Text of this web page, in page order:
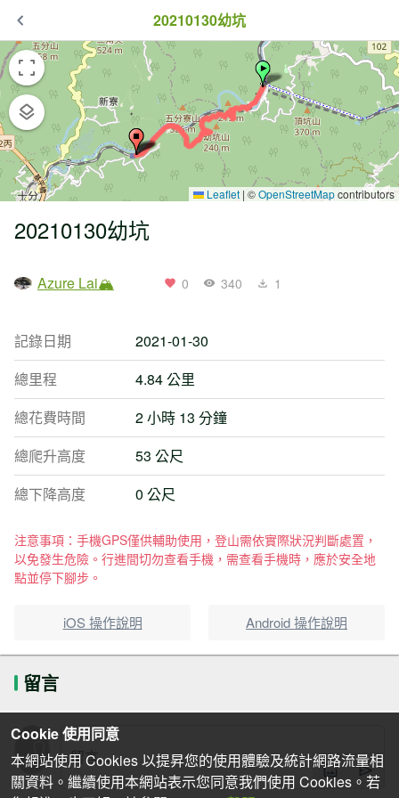
20210130幼坑
Leaflet | ©OpenStreetMapcontributors
20210130幼坑
Azure Lai🏔 0 340 1
記錄日期
2021-01-30
總里程
4.84 公里
總花費時間
2 小時 13 分鐘
總爬升高度
53 公尺
總下降高度
0 公尺
注意事項：手機GPS僅供輔助使用，登山需依實際狀況判斷處置，
以免發生危險。行進間切勿查看手機，需查看手機時，應於安全地
點並停下腳步。
iOS 操作說明 Android 操作說明
留言
Cookie 使用同意
本網站使用 Cookies 以提昇您的使用體驗及統計網路流量相
關資料。繼續使用本網站表示您同意我們使用 Cookies。若